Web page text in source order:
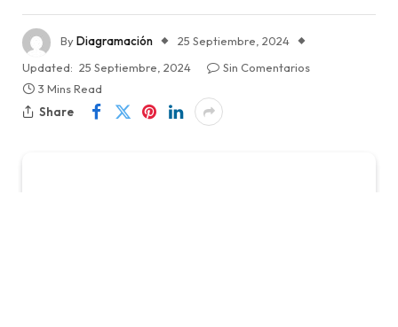
ByDiagramación
25 Septiembre, 2024
Updated: 25 Septiembre, 2024
Sin Comentarios
3 Mins Read
Share